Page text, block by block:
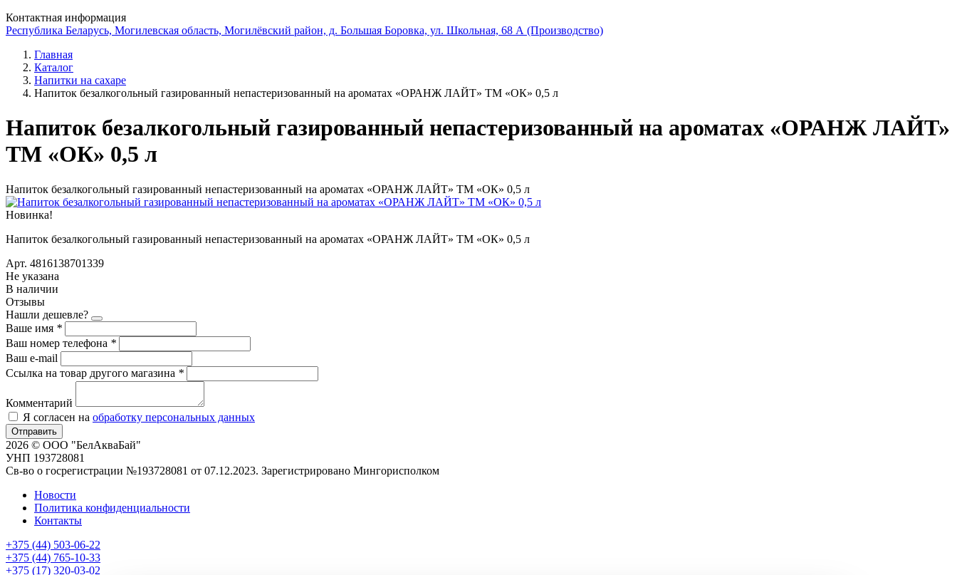
Контактная информация
Республика Беларусь, Могилевская область, Могилёвский район, д. Большая Боровка, ул. Школьная, 68 А (Производство)
Главная
Каталог
Напитки на сахаре
Напиток безалкогольный газированный непастеризованный на ароматах «ОРАНЖ ЛАЙТ» ТМ «ОК» 0,5 л
Напиток безалкогольный газированный непастеризованный на ароматах «ОРАНЖ ЛАЙТ»
ТМ «ОК» 0,5 л
Напиток безалкогольный газированный непастеризованный на ароматах «ОРАНЖ ЛАЙТ» ТМ «ОК» 0,5 л
Новинка!
Напиток безалкогольный газированный непастеризованный на ароматах «ОРАНЖ ЛАЙТ» ТМ «ОК» 0,5 л
Арт. 4816138701339
Не указана
В наличии
Отзывы
Нашли дешевле?
Ваше имя *
Ваш номер телефона *
Ваш e-mail
Ссылка на товар другого магазина *
Комментарий
Я согласен на обработку персональных данных
Отправить
2026 © ООО "БелАкваБай"
УНП 193728081
Св-во о госрегистрации №193728081 от 07.12.2023. Зарегистрировано Мингорисполком
Новости
Политика конфиденциальности
Контакты
+375 (44) 503-06-22
+375 (44) 765-10-33
+375 (17) 320-03-02